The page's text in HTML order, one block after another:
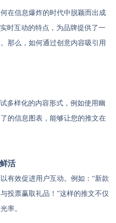
在信息爆炸的时代中脱颖而出成
时互动的特点，为品牌提供了一
那么，如何通过创意内容吸引用
多样化的内容形式，例如使用幽
的信息图表，能够让您的推文在
活
有效促进用户互动。例如：“新款
投票赢取礼品！”这样的推文不仅
率。